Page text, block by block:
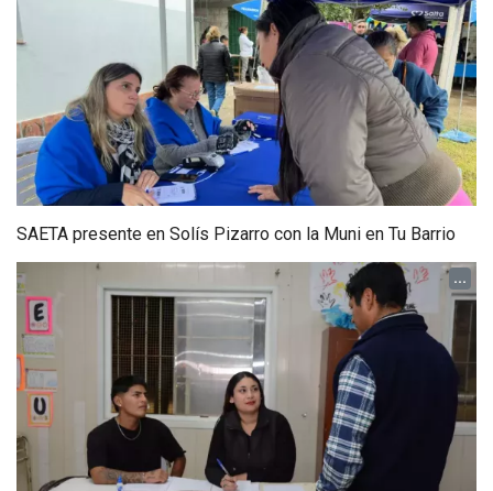
SAETA presente en Solís Pizarro con la Muni en Tu Barrio
...